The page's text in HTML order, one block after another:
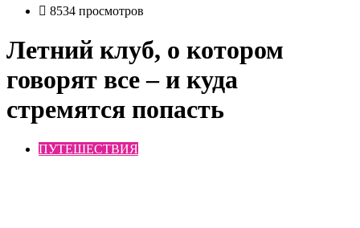
8534 просмотров
Летний клуб, о котором
говорят все – и куда
стремятся попасть
ПУТЕШЕСТВИЯ